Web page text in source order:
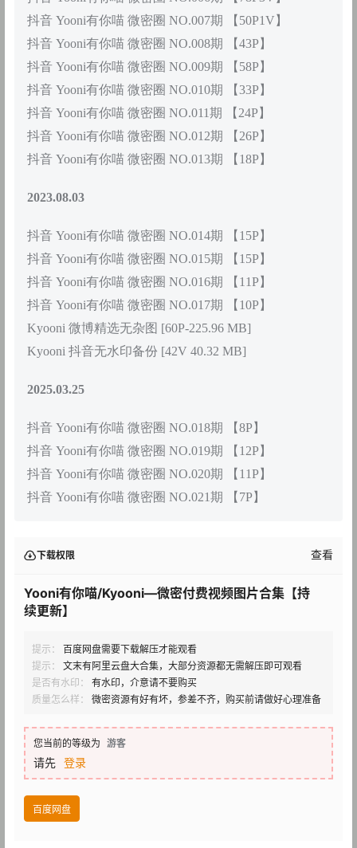
抖音 Yooni有你喵 微密圈 NO.007期 【50P1V】
抖音 Yooni有你喵 微密圈 NO.008期 【43P】
抖音 Yooni有你喵 微密圈 NO.009期 【58P】
抖音 Yooni有你喵 微密圈 NO.010期 【33P】
抖音 Yooni有你喵 微密圈 NO.011期 【24P】
抖音 Yooni有你喵 微密圈 NO.012期 【26P】
抖音 Yooni有你喵 微密圈 NO.013期 【18P】
2023.08.03
抖音 Yooni有你喵 微密圈 NO.014期 【15P】
抖音 Yooni有你喵 微密圈 NO.015期 【15P】
抖音 Yooni有你喵 微密圈 NO.016期 【11P】
抖音 Yooni有你喵 微密圈 NO.017期 【10P】
Kyooni 微博精选无杂图 [60P-225.96 MB]
Kyooni 抖音无水印备份 [42V 40.32 MB]
2025.03.25
抖音 Yooni有你喵 微密圈 NO.018期 【8P】
抖音 Yooni有你喵 微密圈 NO.019期 【12P】
抖音 Yooni有你喵 微密圈 NO.020期 【11P】
抖音 Yooni有你喵 微密圈 NO.021期 【7P】
下载权限 查看
Yooni有你喵/Kyooni—微密付费视频图片合集【持
续更新】
提示：
百度网盘需要下载解压才能观看
提示：
文末有阿里云盘大合集，大部分资源都无需解压即可观看
是否有水印：
有水印，介意请不要购买
质量怎么样：
微密资源有好有坏，参差不齐，购买前请做好心理准备
您当前的等级为 游客
请先 登录
百度网盘